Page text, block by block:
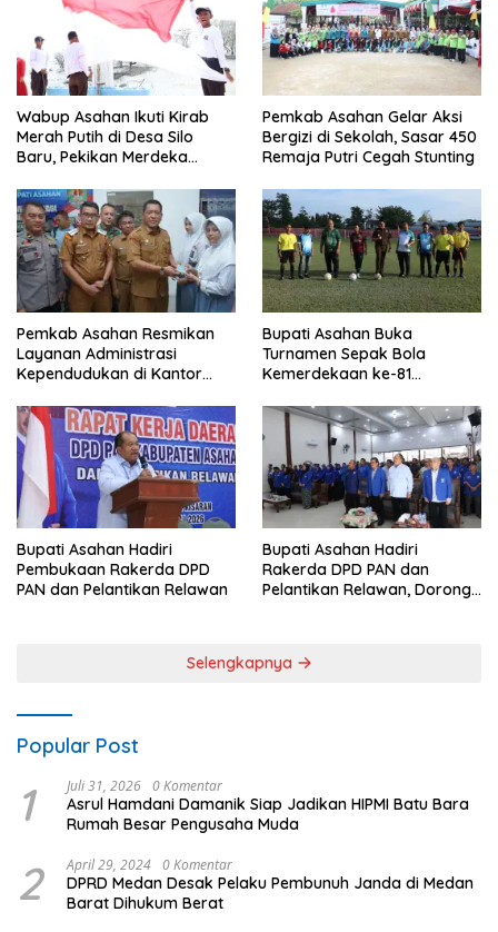
Wabup Asahan Ikuti Kirab
Merah Putih di Desa Silo
Baru, Pekikan Merdeka
Pemkab Asahan Gelar Aksi
Bergizi di Sekolah, Sasar 450
Remaja Putri Cegah Stunting
Pemkab Asahan Resmikan
Layanan Administrasi
Kependudukan di Kantor
Bupati Asahan Buka
Turnamen Sepak Bola
Kemerdekaan ke-81
0208/Asahan
Bupati Asahan Hadiri
Pembukaan Rakerda DPD
PAN dan Pelantikan Relawan
Bupati Asahan Hadiri
Rakerda DPD PAN dan
Pelantikan Relawan, Dorong
Selengkapnya
Popular Post
1 Juli 31, 2026 0 Komentar
Asrul Hamdani Damanik Siap Jadikan HIPMI Batu Bara
Rumah Besar Pengusaha Muda
2 April 29, 2024 0 Komentar
DPRD Medan Desak Pelaku Pembunuh Janda di Medan
Barat Dihukum Berat